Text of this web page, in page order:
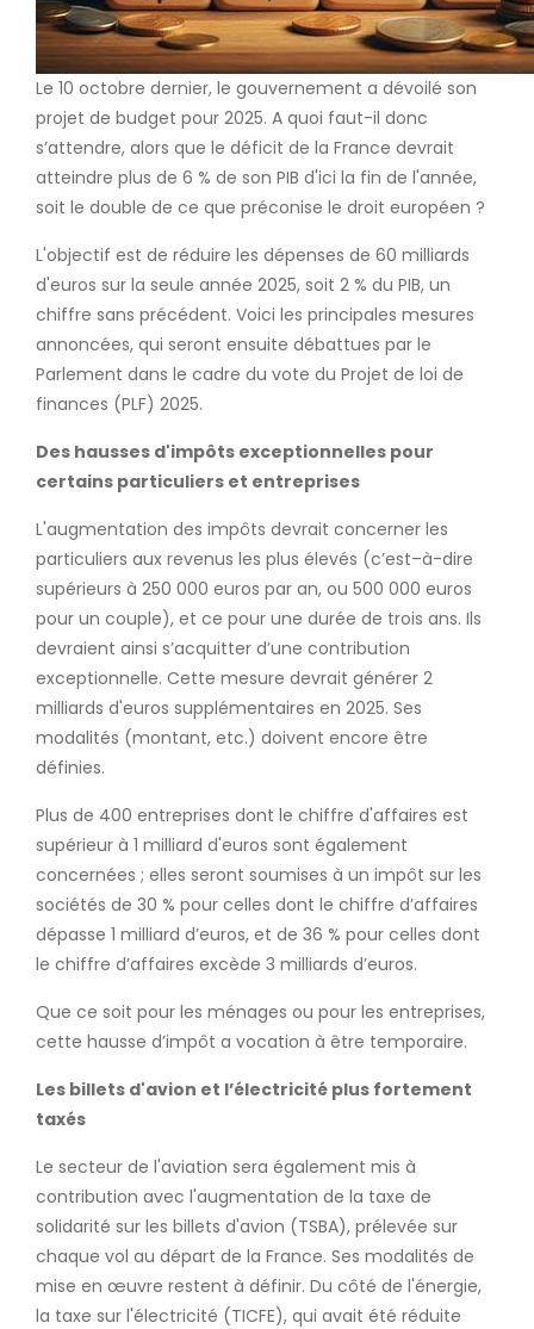
Le 10 octobre dernier, le gouvernement a dévoilé son
projet de budget pour 2025. A quoi faut-il donc
s’attendre, alors que le déficit de la France devrait
atteindre plus de 6 % de son PIB d'ici la fin de l'année,
soit le double de ce que préconise le droit européen ?
L'objectif est de réduire les dépenses de 60 milliards
d'euros sur la seule année 2025, soit 2 % du PIB, un
chiffre sans précédent. Voici les principales mesures
annoncées, qui seront ensuite débattues par le
Parlement dans le cadre du vote du Projet de loi de
finances (PLF) 2025.
Des hausses d'impôts exceptionnelles pour
certains particuliers et entreprises
L'augmentation des impôts devrait concerner les
particuliers aux revenus les plus élevés (c’est–à-dire
supérieurs à 250 000 euros par an, ou 500 000 euros
pour un couple), et ce pour une durée de trois ans. Ils
devraient ainsi s’acquitter d’une contribution
exceptionnelle. Cette mesure devrait générer 2
milliards d'euros supplémentaires en 2025. Ses
modalités (montant, etc.) doivent encore être
définies.
Plus de 400 entreprises dont le chiffre d'affaires est
supérieur à 1 milliard d'euros sont également
concernées ; elles seront soumises à un impôt sur les
sociétés de 30 % pour celles dont le chiffre d’affaires
dépasse 1 milliard d’euros, et de 36 % pour celles dont
le chiffre d’affaires excède 3 milliards d’euros.
Que ce soit pour les ménages ou pour les entreprises,
cette hausse d’impôt a vocation à être temporaire.
Les billets d'avion et l’électricité plus fortement
taxés
Le secteur de l'aviation sera également mis à
contribution avec l'augmentation de la taxe de
solidarité sur les billets d'avion (TSBA), prélevée sur
chaque vol au départ de la France. Ses modalités de
mise en œuvre restent à définir. Du côté de l'énergie,
la taxe sur l'électricité (TICFE), qui avait été réduite